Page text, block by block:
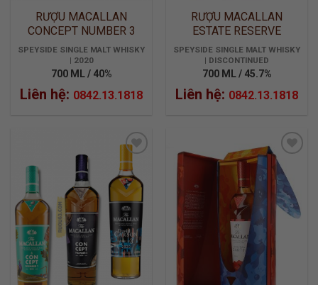
RƯỢU MACALLAN
CONCEPT NUMBER 3
SPEYSIDE SINGLE MALT WHISKY
| 2020
700 ML / 40%
Liên hệ: 0842.13.1818
RƯỢU MACALLAN
ESTATE RESERVE
LIMITED EDITION
SPEYSIDE SINGLE MALT WHISKY
| DISCONTINUED
700 ML / 45.7%
Liên hệ: 0842.13.1818
ADD TO
WISHLIST
ADD TO
WISHLIST